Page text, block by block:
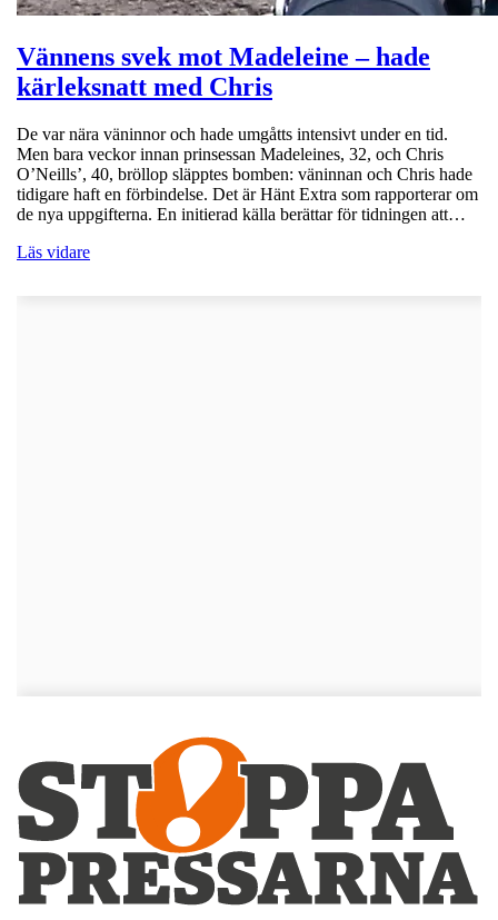
Vännens svek mot Madeleine – hade
kärleksnatt med Chris
De var nära väninnor och hade umgåtts intensivt under en tid.
Men bara veckor innan prinsessan Madeleines, 32, och Chris
O’Neills’, 40, bröllop släpptes bomben: väninnan och Chris hade
tidigare haft en förbindelse. Det är Hänt Extra som rapporterar om
de nya uppgifterna. En initierad källa berättar för tidningen att…
Läs vidare